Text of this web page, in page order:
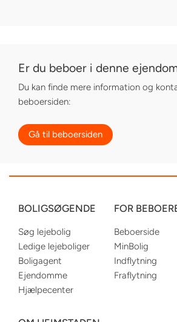
Er du beboer i denne
Du kan finde mere information og
beboersiden:
Gå til beboersiden
BOLIGSØGENDE
Søg lejebolig
Ledige lejeboliger
Boligagent
Ejendomme
Hjælpecenter
FOR
Beboerside
MinBolig
Indflytning
Fraflytning